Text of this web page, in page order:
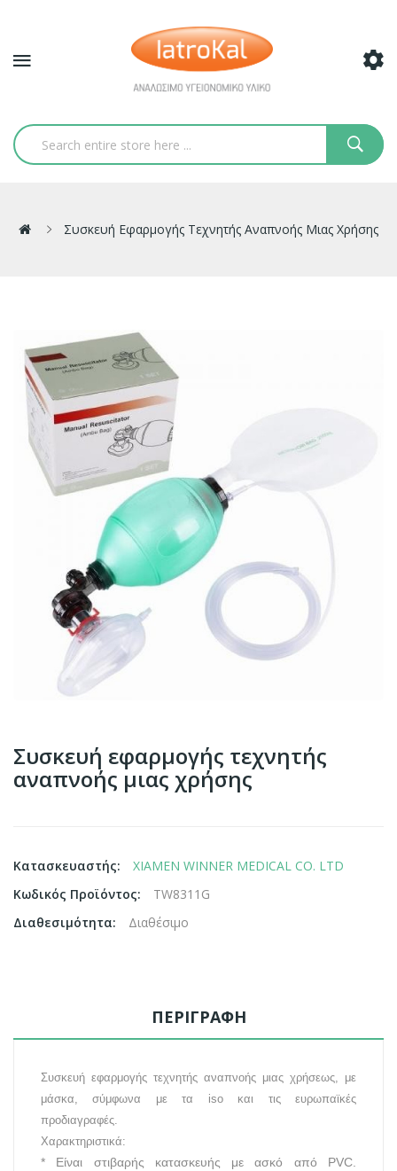
Συσκευή Εφαρμογής Τεχνητής Αναπνοής Μιας Χρήσης
Συσκευή εφαρμογής τεχνητής
αναπνοής μιας χρήσης
Κατασκευαστής:
XIAMEN WINNER MEDICAL CO. LTD
Κωδικός Προϊόντος:
TW8311G
Διαθεσιμότητα:
Διαθέσιμο
ΠΕΡΙΓΡΑΦΉ
Συσκευή εφαρμογής τεχνητής αναπνοής μιας χρήσεως, με
μάσκα,σύμφωνα με τα iso και τις ευρωπαϊκές
προδιαγραφές.
Χαρακτηριστικά:
* Είναι στιβαρής κατασκευής με ασκό από PVC